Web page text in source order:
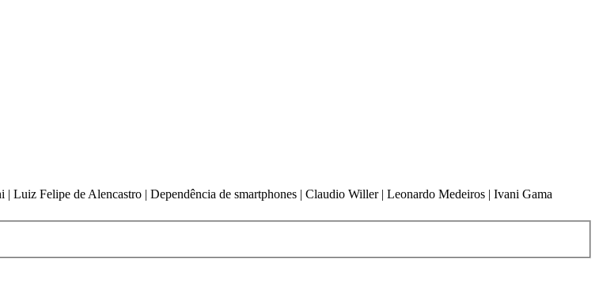
Felipe de Alencastro | Dependência de smartphones | Claudio Willer | Leonardo Medeiros | Ivani Gama